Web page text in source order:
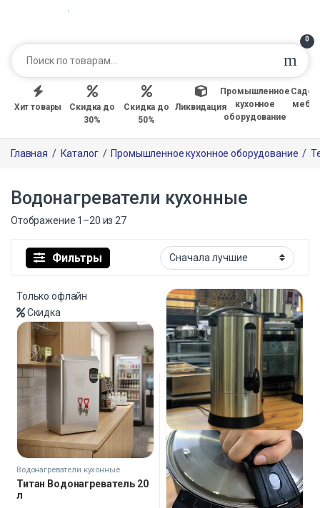
0
Хит товары
Скидка до
30%
Скидка до
50%
Ликвидация
Промышленное
кухонное
оборудование
Главная / Каталог / Промышленное кухонное оборудование /
Водонагреватели кухонные
Отображение 1–20 из 27
Фильтры
Только офлайн
Скидка
Водонагреватели кухонные
Титан Водонагреватель 20
л